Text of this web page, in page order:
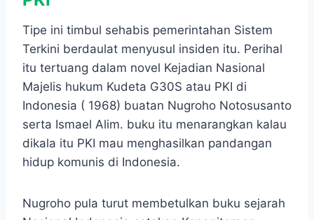
Tipe ini timbul sehabis pemerintahan Sistem
Terkini berdaulat menyusul insiden itu. Perihal
itu tertuang dalam novel Kejadian Nasional
Majelis hukum Kudeta G30S atau PKI di
Indonesia ( 1968) buatan Nugroho Notosusanto
serta Ismael Alim. buku itu menarangkan kalau
dikala itu PKI mau menghasilkan pandangan
hidup komunis di Indonesia.
Nugroho pula turut membetulkan buku sejarah